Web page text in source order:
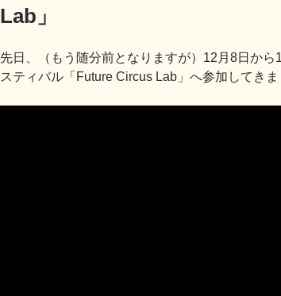
Lab」
先日、（もう随分前となりますが）12月8日か
スティバル「Future Circus Lab」へ参加してきま